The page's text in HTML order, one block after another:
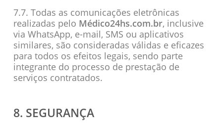
7.7. Todas as comunicações eletrônicas
realizadas pelo Médico24hs.com.br, inclusive
via WhatsApp, e-mail, SMS ou aplicativos
similares, são consideradas válidas e eficazes
para todos os efeitos legais, sendo parte
integrante do processo de prestação de
serviços contratados.
8. SEGURANÇA